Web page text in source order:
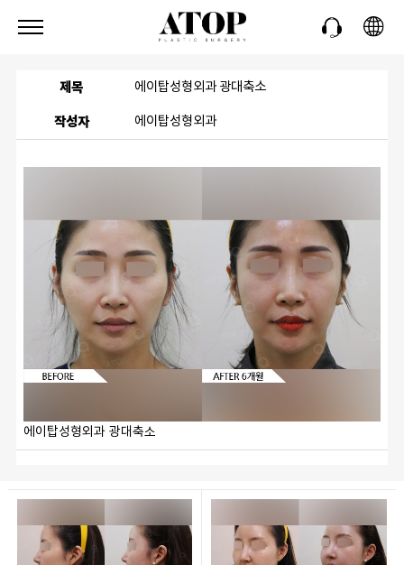
제목 에이탑성형외과 광대축소
작성자 에이탑성형외과
에이탑성형외과 광대축소